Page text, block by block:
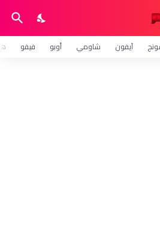
آيفون شاومي أوبو فيفو